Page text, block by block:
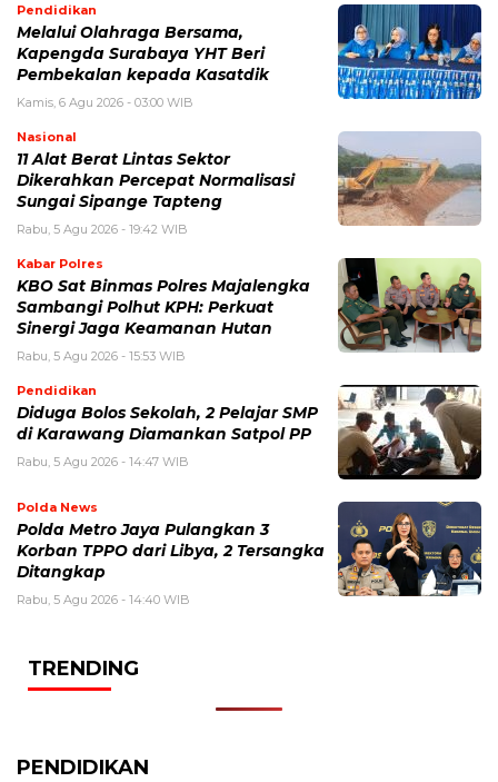
Pendidikan
Melalui Olahraga Bersama,
Kapengda Surabaya YHT Beri
Pembekalan kepada Kasatdik
Kamis, 6 Agu 2026 - 03:00 WIB
Nasional
11 Alat Berat Lintas Sektor
Dikerahkan Percepat Normalisasi
Sungai Sipange Tapteng
Rabu, 5 Agu 2026 - 19:42 WIB
Kabar Polres
KBO Sat Binmas Polres Majalengka
Sambangi Polhut KPH: Perkuat
Sinergi Jaga Keamanan Hutan
Rabu, 5 Agu 2026 - 15:53 WIB
Pendidikan
Diduga Bolos Sekolah, 2 Pelajar SMP
di Karawang Diamankan Satpol PP
Rabu, 5 Agu 2026 - 14:47 WIB
Polda News
Polda Metro Jaya Pulangkan 3
Korban TPPO dari Libya, 2 Tersangka
Ditangkap
Rabu, 5 Agu 2026 - 14:40 WIB
TRENDING
PENDIDIKAN